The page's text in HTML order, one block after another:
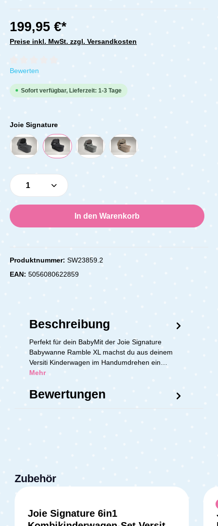
199,95 €*
Preise inkl. MwSt. zzgl. Versandkosten
Durchschnittliche Bewertung von 0 von 5 Sternen
Bewerten
Sofort verfügbar, Lieferzeit: 1-3 Tage
Joie Signature
Produkt Anzahl: Gib den gewünschten
In den Warenkorb
Produktnummer: SW23859.2
EAN: 5056080622859
Beschreibung
Perfekt für dein BabyMit der Joie Signature
Babywanne Ramble XL machst du aus deinem
Versiti Kinderwagen im Handumdrehen ein…
Mehr
Bewertungen
Zubehör
Durchschnittliche Bewertung
Joie Signature 6in1